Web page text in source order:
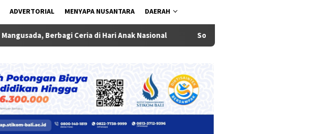
ADVERTORIAL MENYAPA NUSANTARA DAERAH
Ceria di Hari Anak Nasional Sosialisasi Bahaya Narkoba di SMPN 2 Kuta Utara,